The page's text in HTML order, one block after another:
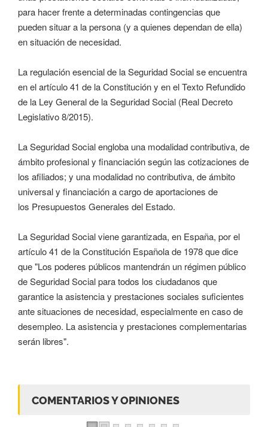
para hacer frente a determinadas contingencias que
pueden situar a la persona (y a quienes dependan de ella)
en situación de necesidad.
La regulación esencial de la Seguridad Social se encuentra
en el artículo 41 de la Constitución y en el Texto Refundido
de la Ley General de la Seguridad Social (Real Decreto
Legislativo 8/2015).
La Seguridad Social engloba una modalidad contributiva, de
ámbito profesional y financiación según las cotizaciones de
los afiliados; y una modalidad no contributiva, de ámbito
universal y financiación a cargo de aportaciones de
los Presupuestos Generales del Estado.
La Seguridad Social viene garantizada, en España, por el
artículo 41 de la Constitución Española de 1978 que dice
que "Los poderes públicos mantendrán un régimen público
de Seguridad Social para todos los ciudadanos que
garantice la asistencia y prestaciones sociales suficientes
ante situaciones de necesidad, especialmente en caso de
desempleo. La asistencia y prestaciones complementarias
serán libres".
COMENTARIOS Y OPINIONES